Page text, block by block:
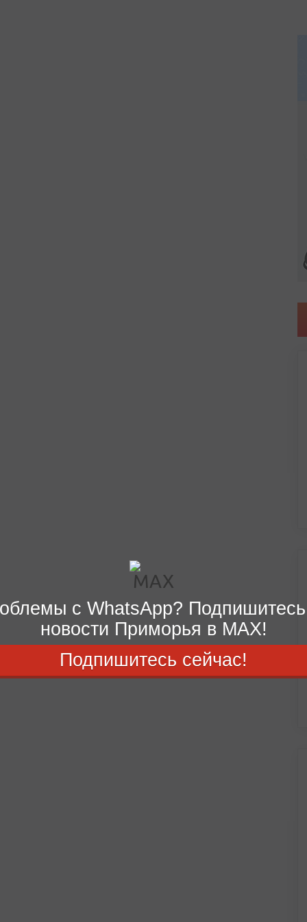
с WhatsApp?
новости Приморья в MAX!
Подпишитесь сейчас!